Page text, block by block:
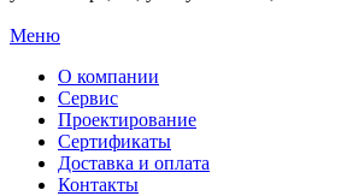
Меню
О компании
Сервис
Проектирование
Сертификаты
Доставка и оплата
Контакты